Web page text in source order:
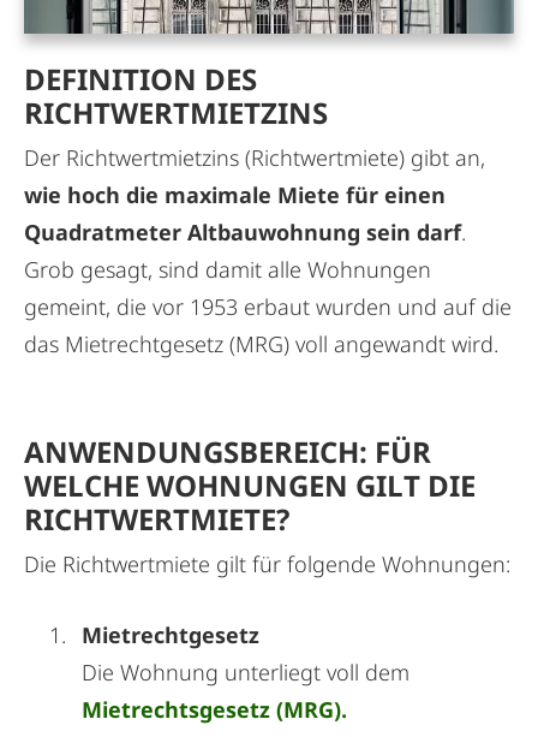
DEFINITION DES
RICHTWERTMIETZINS
Der Richtwertmietzins (Richtwertmiete) gibt an,
wie hoch die maximale Miete für einen
Quadratmeter Altbauwohnung sein darf.
Grob gesagt, sind damit alle Wohnungen
gemeint, die vor 1953 erbaut wurden und auf die
das Mietrechtgesetz (MRG) voll angewandt wird.
ANWENDUNGSBEREICH: FÜR
WELCHE WOHNUNGEN GILT DIE
RICHTWERTMIETE?
Die Richtwertmiete gilt für folgende Wohnungen:
Mietrechtgesetz
Die Wohnung unterliegt voll dem
Mietrechtsgesetz (MRG).